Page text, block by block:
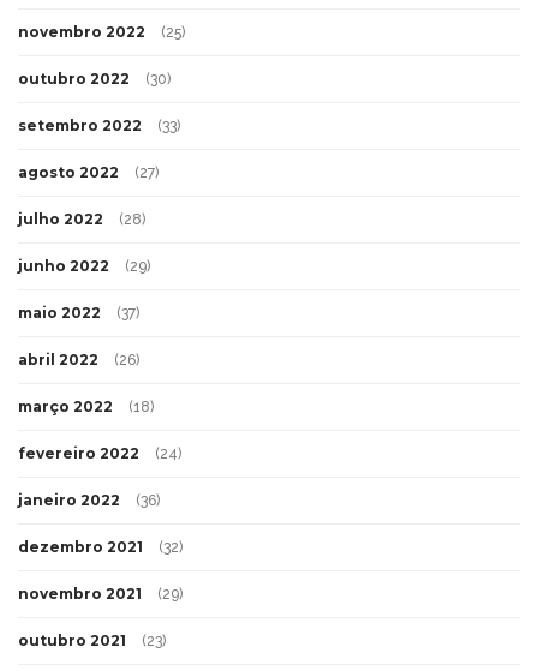
novembro 2022 (25)
outubro 2022 (30)
setembro 2022 (33)
agosto 2022 (27)
julho 2022 (28)
junho 2022 (29)
maio 2022 (37)
abril 2022 (26)
março 2022 (18)
fevereiro 2022 (24)
janeiro 2022 (36)
dezembro 2021 (32)
novembro 2021 (29)
outubro 2021 (23)